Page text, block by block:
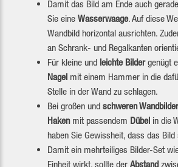
Damit das Bild am Ende auch
Sie eine Wasserwaage. Auf diese
Wandbild horizontal ausrichten.
an Schrank- und Regalkanten
Für kleine und leichte Bildergenügt
Nagel mit einem Hammer in die
Stelle in der Wand zu schlagen.
Bei großen und schweren
Hakenmit passendem Dübel in die
haben Sie Gewissheit, dass das
Damit ein mehrteiliges Bilder-Set
Einheit wirkt, sollte der Abstand